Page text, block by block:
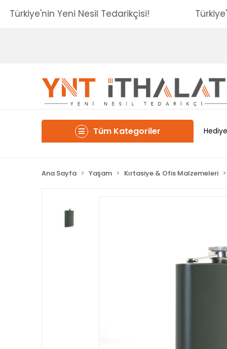
Türkiye'nin Yeni Nesil Tedarikçisi!
Tüm Kategoriler
Ana Sayfa Yaşam Kırtasiye & Ofis Malzemeleri